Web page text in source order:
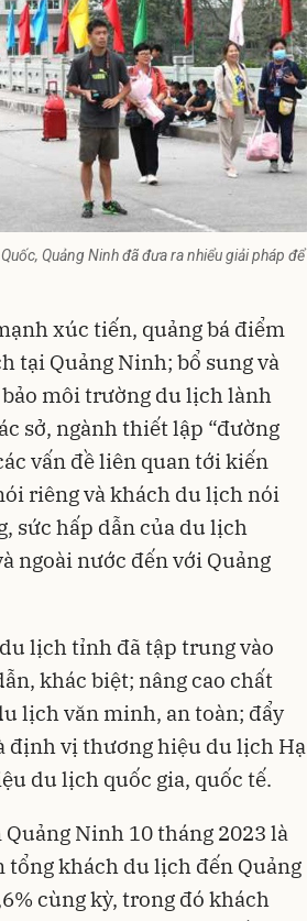
Quảng Ninh đã đưa ra nhiểu giải pháp để
xúc tiến, quảng bá điểm
tại Quảng Ninh; bổ sung và
môi trường du lịch lành
sở, ngành thiết lập “đường
vấn đề liên quan tới kiến
riêng và khách du lịch nói
sức hấp dẫn của du lịch
ngoài nước đến với Quảng
lịch tỉnh đã tập trung vào
khác biệt; nâng cao chất
lịch văn minh, an toàn; đẩy
định vị thương hiệu du lịch Hạ
du lịch quốc gia, quốc tế.
Ninh 10 tháng 2023 là
tổng khách du lịch đến Quảng
cùng kỳ, trong đó khách